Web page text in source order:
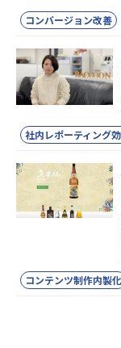
コンバージョン改善
社内レポーティング
コンテンツ制作内製化